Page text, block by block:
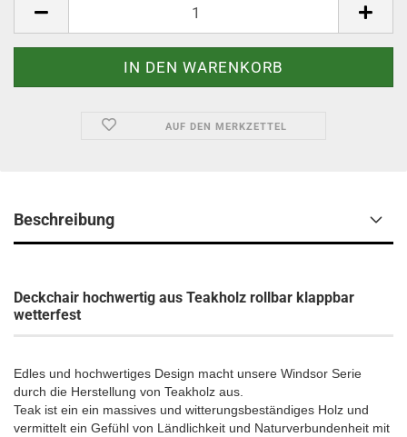
AUF DEN MERKZETTEL
Beschreibung
Deckchair hochwertig aus Teakholz rollbar klappbar
wetterfest
Edles und hochwertiges Design macht unsere Windsor Serie
durch die Herstellung von Teakholz aus.
Teak ist ein ein massives und witterungsbeständiges Holz und
vermittelt ein Gefühl von Ländlichkeit und Naturverbundenheit mit